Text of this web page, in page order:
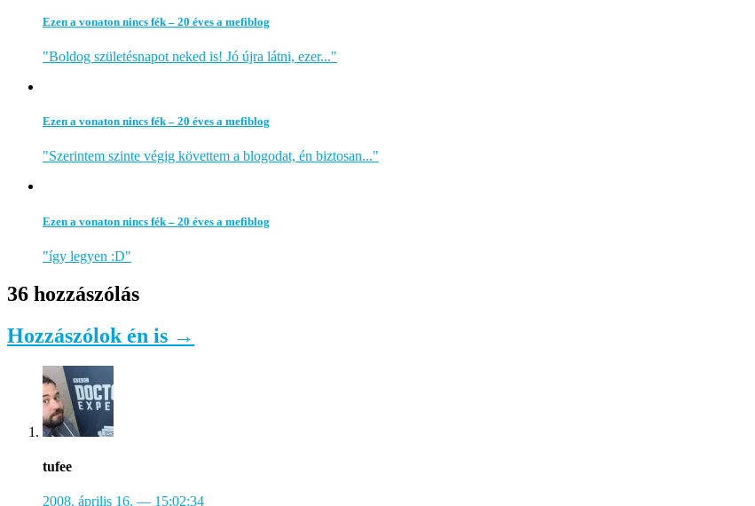
Ezen a vonaton nincs fék – 20 éves a mefiblog
"Boldog születésnapot neked is! Jó újra látni, ezer..."
Ezen a vonaton nincs fék – 20 éves a mefiblog
"Szerintem szinte végig követtem a blogodat, én biztosan..."
Ezen a vonaton nincs fék – 20 éves a mefiblog
"így legyen :D"
36 hozzászólás
Hozzászólok én is →
tufee
2008. április 16. — 15:02:34